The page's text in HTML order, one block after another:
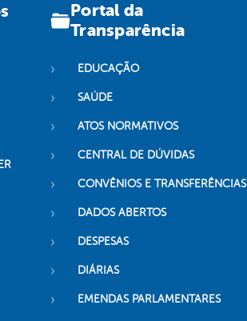
Portal da
Transparência
EDUCAÇÃO
SAÚDE
ATOS NORMATIVOS
CENTRAL DE DÚVIDAS
CONVÊNIOS E TRANSFERÊNCIAS
DADOS ABERTOS
DESPESAS
DIÁRIAS
EMENDAS PARLAMENTARES